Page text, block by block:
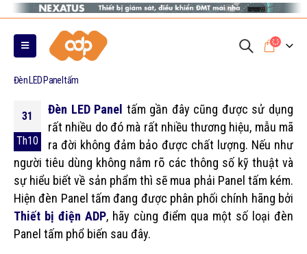
0
Đèn LED Panel tấm
31
Th10
Đèn LED Panel tấm gần đây cũng được sử dụng
rất nhiều do đó mà rất nhiều thương hiệu, mẫu mã
ra đời không đảm bảo được chất lượng. Nếu như
người tiêu dùng không nắm rõ các thông số kỹ thuật và
sự hiểu biết về sản phẩm thì sẽ mua phải Panel tấm kém.
Hiện đèn Panel tấm đang được phân phối chính hãng bởi
Thiết bị điện ADP, hãy cùng điểm qua một số loại đèn
Panel tấm phổ biến sau đây.